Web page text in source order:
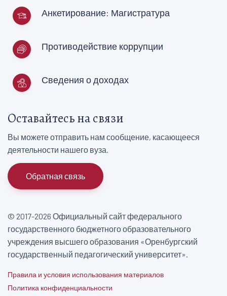
Анкетирование: Магистратура
Противодействие коррупции
Сведения о доходах
Оставайтесь на связи
Вы можете отправить нам сообщение, касающееся
деятельности нашего вуза.
Обратная связь
© 2017-2026 Официальный сайт федерального
государственного бюджетного образовательного
учреждения высшего образования «Оренбургский
государственный педагогический университет».
Правила и условия использования материалов
Политика конфиденциальности